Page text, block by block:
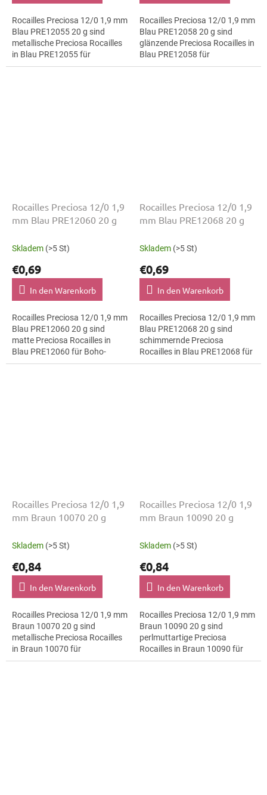
Rocailles Preciosa 12/0 1,9 mm
Blau PRE12055 20 g sind
metallische Preciosa Rocailles
in Blau PRE12055 für
Perlenstickerei. Die Größe 12/0
Rocailles Preciosa 12/0 1,9 mm
Blau PRE12058 20 g sind
glänzende Preciosa Rocailles in
Blau PRE12058 für
Brautschmuck. Die Größe 12/0
Rocailles Preciosa 12/0 1,9
mm Blau PRE12060 20 g
Skladem (>5 St)
€0,69
In den Warenkorb
Rocailles Preciosa 12/0 1,9 mm
Blau PRE12060 20 g sind
matte Preciosa Rocailles in
Blau PRE12060 für Boho-
Accessoires. Die Größe 12/0
Rocailles Preciosa 12/0 1,9
mm Blau PRE12068 20 g
Skladem (>5 St)
€0,69
In den Warenkorb
Rocailles Preciosa 12/0 1,9 mm
Blau PRE12068 20 g sind
schimmernde Preciosa
Rocailles in Blau PRE12068 für
Vintage-Stil. Die Größe 12/0 mit
Rocailles Preciosa 12/0 1,9
mm Braun 10070 20 g
Skladem (>5 St)
€0,84
In den Warenkorb
Rocailles Preciosa 12/0 1,9 mm
Braun 10070 20 g sind
metallische Preciosa Rocailles
in Braun 10070 für
Interieurdekoration. Die Größe
Rocailles Preciosa 12/0 1,9
mm Braun 10090 20 g
Skladem (>5 St)
€0,84
In den Warenkorb
Rocailles Preciosa 12/0 1,9 mm
Braun 10090 20 g sind
perlmuttartige Preciosa
Rocailles in Braun 10090 für
Festival-Looks. Die Größe 12/0